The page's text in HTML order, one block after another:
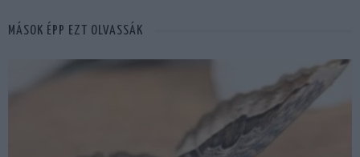
MÁSOK ÉPP EZT OLVASSÁK